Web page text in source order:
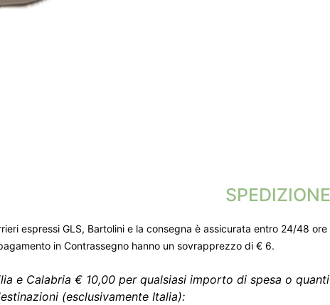
SPEDIZIONE
espressi GLS, Bartolini e la consegna è assicurata entro 24/48
in Contrassegno hanno un sovrapprezzo di € 6.
e Calabria € 10,00 per qualsiasi importo di spesa o
(esclusivamente Italia):